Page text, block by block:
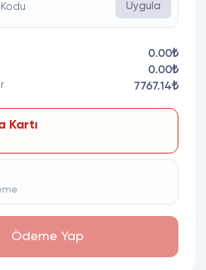
Uygula
0.00₺
0.00₺
7767.14₺
Kartı
Ödeme Yap